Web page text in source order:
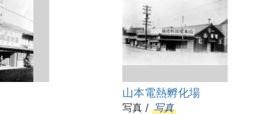
山本電熱孵化場
写真 / 写真